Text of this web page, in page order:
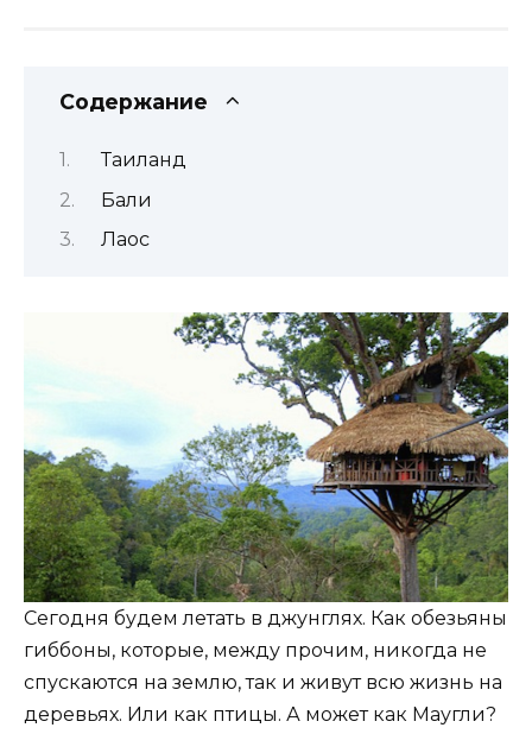
Содержание
Таиланд
Бали
Лаос
Сегодня будем летать в джунглях. Как обезьяны
гиббоны, которые, между прочим, никогда не
спускаются на землю, так и живут всю жизнь на
деревьях. Или как птицы. А может как Маугли?